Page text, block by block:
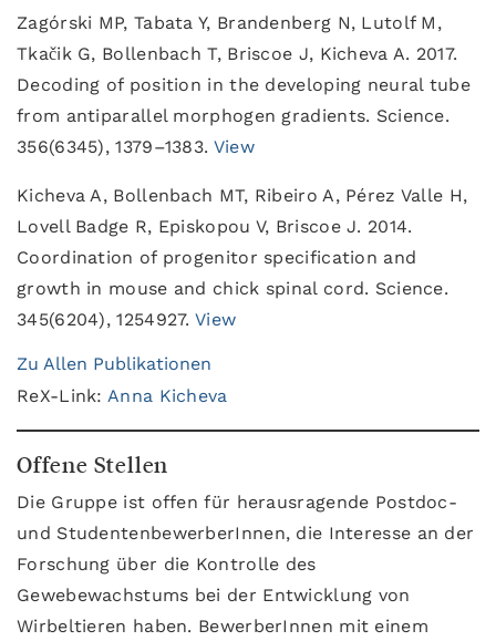
Zagórski MP, Tabata Y, Brandenberg N, Lutolf M,
Tkačik G, Bollenbach T, Briscoe J, Kicheva A. 2017.
Decoding of position in the developing neural tube
from antiparallel morphogen gradients. Science.
356(6345), 1379–1383. View
Kicheva A, Bollenbach MT, Ribeiro A, Pérez Valle H,
Lovell Badge R, Episkopou V, Briscoe J. 2014.
Coordination of progenitor specification and
growth in mouse and chick spinal cord. Science.
345(6204), 1254927.View
Zu Allen Publikationen
ReX-Link:Anna Kicheva
Offene Stellen
Die Gruppe ist offen für herausragende Postdoc-
und StudentenbewerberInnen, die Interesse an der
Forschung über die Kontrolle des
Gewebewachstums bei der Entwicklung von
Wirbeltieren haben. BewerberInnen mit einem